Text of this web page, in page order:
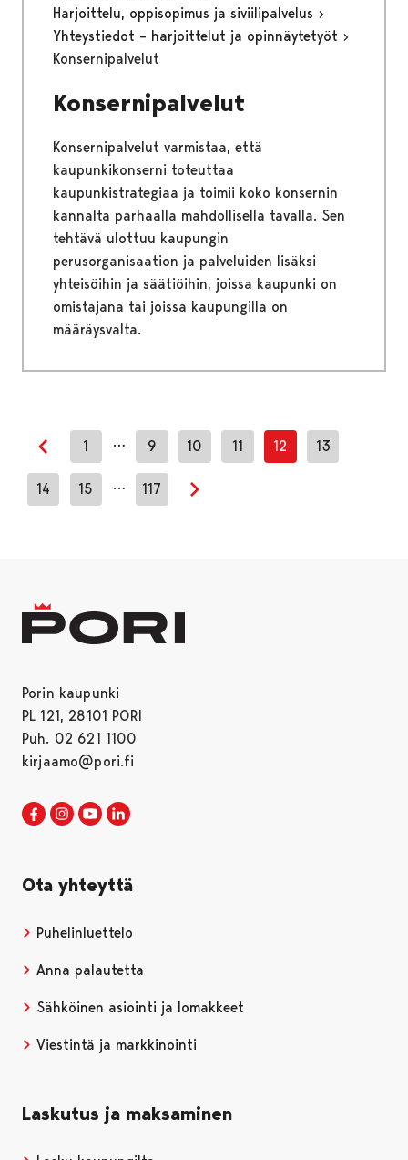
Harjoittelu, oppisopimus ja siviilipalvelus
Yhteystiedot – harjoittelut ja opinnäytetyöt
Konsernipalvelut
Konsernipalvelut
Konsernipalvelut varmistaa, että
kaupunkikonserni toteuttaa
kaupunkistrategiaa ja toimii koko konsernin
kannalta parhaalla mahdollisella tavalla. Sen
tehtävä ulottuu kaupungin
perusorganisaation ja palveluiden lisäksi
yhteisöihin ja säätiöihin, joissa kaupunki on
omistajana tai joissa kaupungilla on
määräysvalta.
Edellinen sivu
1 … 9 10 11 12 13
14 15 … 117
Seuraava sivu
Porin kaupunki
PL 121, 28101 PORI
Puh. 02 621 1100
kirjaamo@pori.fi
Porin kaupunki Facebookissa
Avautuu uudessa välilehdessä
Porin kaupunki Instagramissa
Avautuu uudessa välilehdessä
Porin kaupunki Youtubessa
Avautuu uudessa välilehdessä
Ota yhteyttä
Puhelinluettelo
Anna palautetta
Sähköinen asiointi ja lomakkeet
Viestintä ja markkinointi
Laskutus ja maksaminen